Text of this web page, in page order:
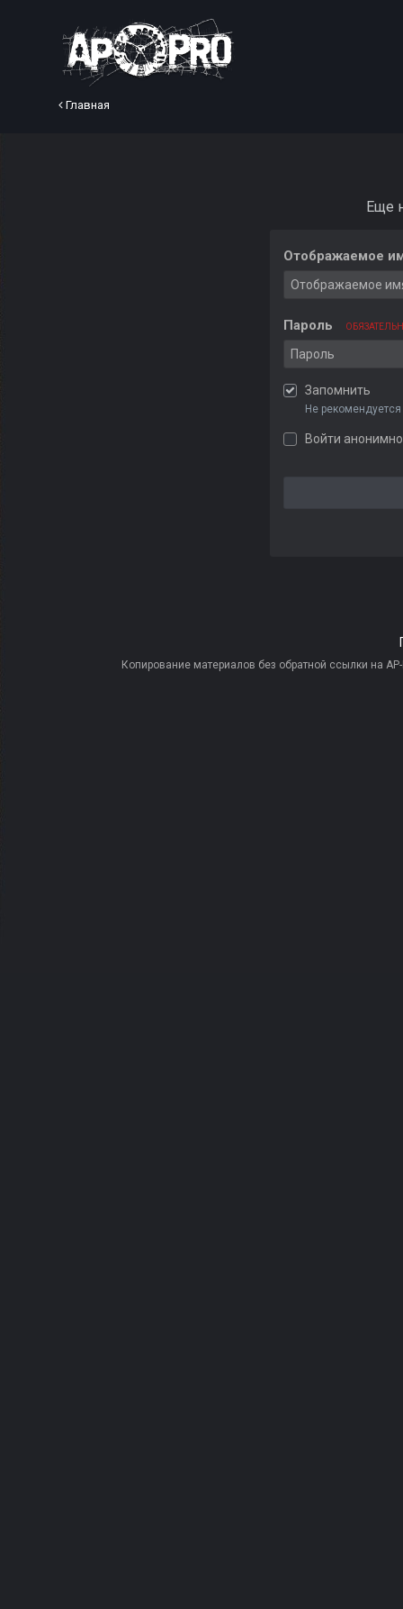
Главная
Еще
Отображаемое
Пароль
Запомнить
Не
Войти анонимно
Копирование материалов без обратной ссылки на